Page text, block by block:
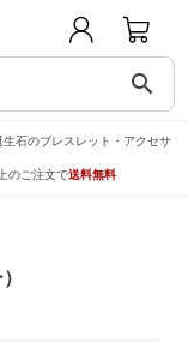
search
石のブレスレット・アクセサ
のご注文で送料無料